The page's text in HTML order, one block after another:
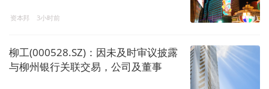
罚款
资本邦 3小时前
柳工(000528.SZ)：因未及时审议披露
与柳州银行关联交易，公司及董事